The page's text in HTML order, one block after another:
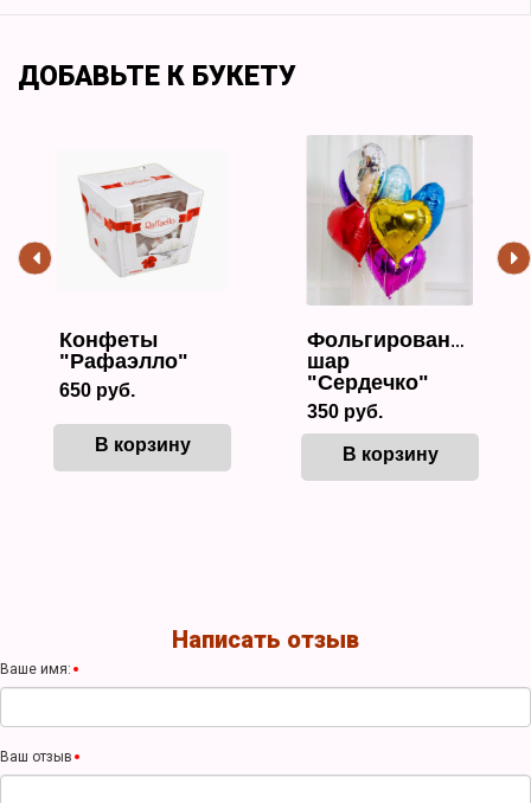
ДОБАВЬТЕ К БУКЕТУ
Конфеты
"Рафаэлло"
650 руб.
В корзину
Фольгированный
шар
"Сердечко"
350 руб.
В корзину
Написать отзыв
Ваше имя:
Ваш отзыв